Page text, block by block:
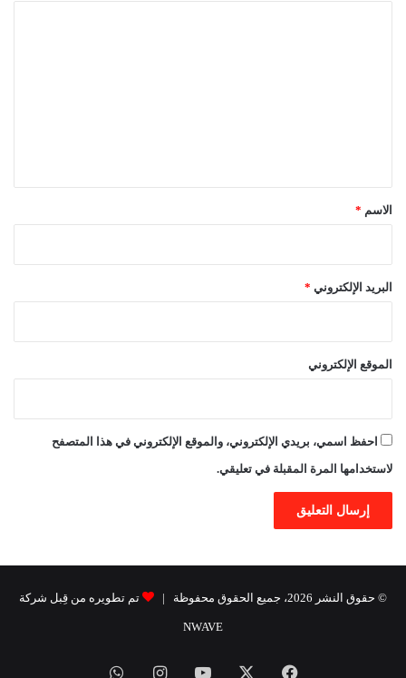
*الاسم *
البريد الإلكتروني *
الموقع الإلكتروني
احفظ اسمي، بريدي الإلكتروني، والموقع الإلكتروني في هذا المتصفح
لاستخدامها المرة المقبلة في تعليقي.
© حقوق النشر 2026، جميع الحقوق محفوظة | تم تطويره من قِبل شركة
NWAVE
فيسبوك يوتيوبانستقرامواتساب